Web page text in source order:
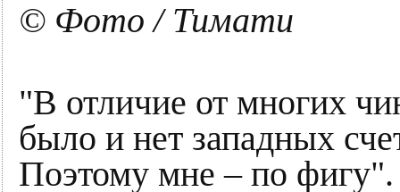
© Фото / Тимати
"В отличие от многих
было и нет западных
Поэтому мне – по фигу".